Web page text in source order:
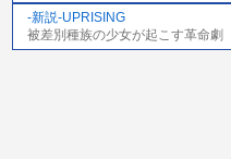
-新説-UPRISING
被差別種族の少女が起こす革命